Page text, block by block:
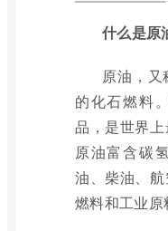
什么是原
原油，又
的化石燃料
品，是世界上
原油富含碳
油、柴油、
燃料和工业原